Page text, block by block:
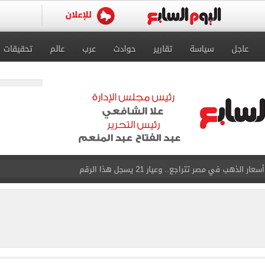
عاجل سياسة تقارير حوادث عرب عالم تحقيقات
أسعار الذهب في مصر تتراجع.. وعيار 21 يسجل هذا الرقم
الاستعلامات تفند ادعاءات ذا صن وميرور حول علاج سيدة بريطانية في شرم الشيخ